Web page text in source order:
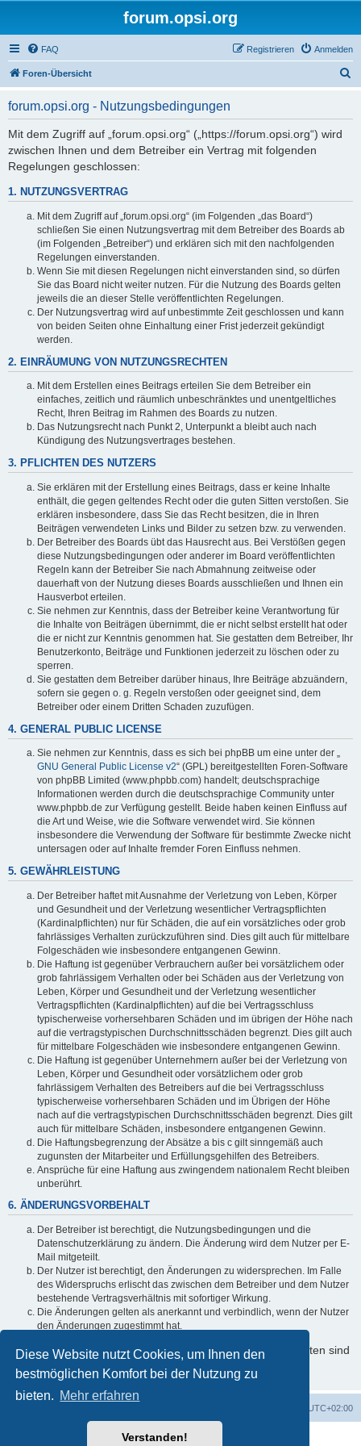
Diese Website nutzt Cookies, um Ihnen den
bestmöglichen Komfort bei der Nutzung zu
bieten. Mehr erfahren
Verstanden!
forum.opsi.org
FAQ Anmelden
Registrieren
Foren-Übersicht
forum.opsi.org - Nutzungsbedingungen
Mit dem Zugriff auf „forum.opsi.org“ („https://forum.opsi.org“) wird
zwischen Ihnen und dem Betreiber ein Vertrag mit folgenden
Regelungen geschlossen:
1. NUTZUNGSVERTRAG
Mit dem Zugriff auf „forum.opsi.org“ (im Folgenden „das Board“)
schließen Sie einen Nutzungsvertrag mit dem Betreiber des Boards ab
(im Folgenden „Betreiber“) und erklären sich mit den nachfolgenden
Regelungen einverstanden.
Wenn Sie mit diesen Regelungen nicht einverstanden sind, so dürfen
Sie das Board nicht weiter nutzen. Für die Nutzung des Boards gelten
jeweils die an dieser Stelle veröffentlichten Regelungen.
Der Nutzungsvertrag wird auf unbestimmte Zeit geschlossen und kann
von beiden Seiten ohne Einhaltung einer Frist jederzeit gekündigt
werden.
2. EINRÄUMUNG VON NUTZUNGSRECHTEN
Mit dem Erstellen eines Beitrags erteilen Sie dem Betreiber ein
einfaches, zeitlich und räumlich unbeschränktes und unentgeltliches
Recht, Ihren Beitrag im Rahmen des Boards zu nutzen.
Das Nutzungsrecht nach Punkt 2, Unterpunkt a bleibt auch nach
Kündigung des Nutzungsvertrages bestehen.
3. PFLICHTEN DES NUTZERS
Sie erklären mit der Erstellung eines Beitrags, dass er keine Inhalte
enthält, die gegen geltendes Recht oder die guten Sitten verstoßen. Sie
erklären insbesondere, dass Sie das Recht besitzen, die in Ihren
Beiträgen verwendeten Links und Bilder zu setzen bzw. zu verwenden.
Der Betreiber des Boards übt das Hausrecht aus. Bei Verstößen gegen
diese Nutzungsbedingungen oder anderer im Board veröffentlichten
Regeln kann der Betreiber Sie nach Abmahnung zeitweise oder
dauerhaft von der Nutzung dieses Boards ausschließen und Ihnen ein
Hausverbot erteilen.
Sie nehmen zur Kenntnis, dass der Betreiber keine Verantwortung für
die Inhalte von Beiträgen übernimmt, die er nicht selbst erstellt hat oder
die er nicht zur Kenntnis genommen hat. Sie gestatten dem Betreiber, Ihr
Benutzerkonto, Beiträge und Funktionen jederzeit zu löschen oder zu
sperren.
Sie gestatten dem Betreiber darüber hinaus, Ihre Beiträge abzuändern,
sofern sie gegen o. g. Regeln verstoßen oder geeignet sind, dem
Betreiber oder einem Dritten Schaden zuzufügen.
4. GENERAL PUBLIC LICENSE
Sie nehmen zur Kenntnis, dass es sich bei phpBB um eine unter der „
GNU General Public License v2“ (GPL) bereitgestellten Foren-Software
von phpBB Limited (www.phpbb.com) handelt; deutschsprachige
Informationen werden durch die deutschsprachige Community unter
www.phpbb.de zur Verfügung gestellt. Beide haben keinen Einfluss auf
die Art und Weise, wie die Software verwendet wird. Sie können
insbesondere die Verwendung der Software für bestimmte Zwecke nicht
untersagen oder auf Inhalte fremder Foren Einfluss nehmen.
5. GEWÄHRLEISTUNG
Der Betreiber haftet mit Ausnahme der Verletzung von Leben, Körper
und Gesundheit und der Verletzung wesentlicher Vertragspflichten
(Kardinalpflichten) nur für Schäden, die auf ein vorsätzliches oder grob
fahrlässiges Verhalten zurückzuführen sind. Dies gilt auch für mittelbare
Folgeschäden wie insbesondere entgangenen Gewinn.
Die Haftung ist gegenüber Verbrauchern außer bei vorsätzlichem oder
grob fahrlässigem Verhalten oder bei Schäden aus der Verletzung von
Leben, Körper und Gesundheit und der Verletzung wesentlicher
Vertragspflichten (Kardinalpflichten) auf die bei Vertragsschluss
typischerweise vorhersehbaren Schäden und im übrigen der Höhe nach
auf die vertragstypischen Durchschnittsschäden begrenzt. Dies gilt auch
für mittelbare Folgeschäden wie insbesondere entgangenen Gewinn.
Die Haftung ist gegenüber Unternehmern außer bei der Verletzung von
Leben, Körper und Gesundheit oder vorsätzlichem oder grob
fahrlässigem Verhalten des Betreibers auf die bei Vertragsschluss
typischerweise vorhersehbaren Schäden und im Übrigen der Höhe
nach auf die vertragstypischen Durchschnittsschäden begrenzt. Dies gilt
auch für mittelbare Schäden, insbesondere entgangenen Gewinn.
Die Haftungsbegrenzung der Absätze a bis c gilt sinngemäß auch
zugunsten der Mitarbeiter und Erfüllungsgehilfen des Betreibers.
Ansprüche für eine Haftung aus zwingendem nationalem Recht bleiben
unberührt.
6. ÄNDERUNGSVORBEHALT
Der Betreiber ist berechtigt, die Nutzungsbedingungen und die
Datenschutzerklärung zu ändern. Die Änderung wird dem Nutzer per E-
Mail mitgeteilt.
Der Nutzer ist berechtigt, den Änderungen zu widersprechen. Im Falle
des Widerspruchs erlischt das zwischen dem Betreiber und dem Nutzer
bestehende Vertragsverhältnis mit sofortiger Wirkung.
Die Änderungen gelten als anerkannt und verbindlich, wenn der Nutzer
den Änderungen zugestimmt hat.
Informationen über den Umgang mit Ihren persönlichen Daten sind
in der Datenschutzerklärung enthalten.
UTC+02:00
Powered byphpBB® Forum Software © phpBB Limited